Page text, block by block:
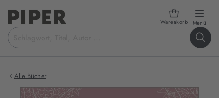
Warenkorb Menü
Suchbegriff
eingeben
Alle Bücher